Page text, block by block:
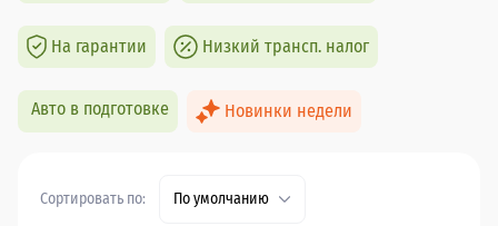
На гарантии Низкий трансп. налог
Авто в подготовке Новинки недели
Сортировать по: По умолчанию